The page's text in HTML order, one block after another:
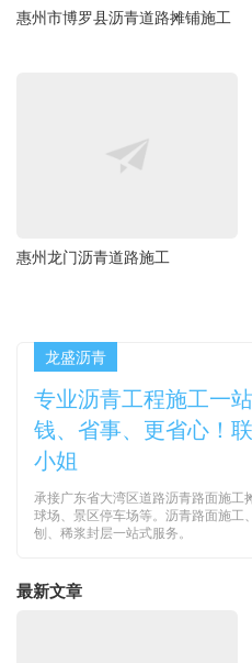
惠州市博罗县沥青道路摊铺施工
惠州龙门沥青道路施工
龙盛沥青
专业沥青工程施工一
钱、省事、更省心！
小姐
承接广东省大湾区道路沥青路面施
球场、景区停车场等。沥青路面施工
刨、稀浆封层一站式服务。
最新文章